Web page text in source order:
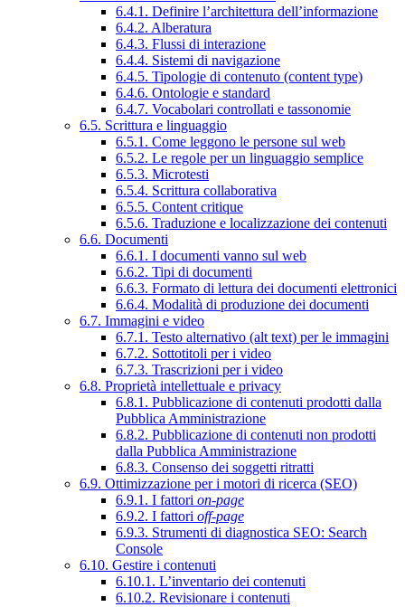
6.4.1. Definire l’architettura dell’informazione
6.4.2. Alberatura
6.4.3. Flussi di interazione
6.4.4. Sistemi di navigazione
6.4.5. Tipologie di contenuto (content type)
6.4.6. Ontologie e standard
6.4.7. Vocabolari controllati e tassonomie
6.5. Scrittura e linguaggio
6.5.1. Come leggono le persone sul web
6.5.2. Le regole per un linguaggio semplice
6.5.3. Microtesti
6.5.4. Scrittura collaborativa
6.5.5. Content critique
6.5.6. Traduzione e localizzazione dei contenuti
6.6. Documenti
6.6.1. I documenti vanno sul web
6.6.2. Tipi di documenti
6.6.3. Formato di lettura dei documenti elettronici
6.6.4. Modalità di produzione dei documenti
6.7. Immagini e video
6.7.1. Testo alternativo (alt text) per le immagini
6.7.2. Sottotitoli per i video
6.7.3. Trascrizioni per i video
6.8. Proprietà intellettuale e privacy
6.8.1. Pubblicazione di contenuti prodotti dalla
Pubblica Amministrazione
6.8.2. Pubblicazione di contenuti non prodotti
dalla Pubblica Amministrazione
6.8.3. Consenso dei soggetti ritratti
6.9. Ottimizzazione per i motori di ricerca (SEO)
6.9.1. I fattori on-page
6.9.2. I fattori off-page
6.9.3. Strumenti di diagnostica SEO: Search
Console
6.10. Gestire i contenuti
6.10.1. L’inventario dei contenuti
6.10.2. Revisionare i contenuti